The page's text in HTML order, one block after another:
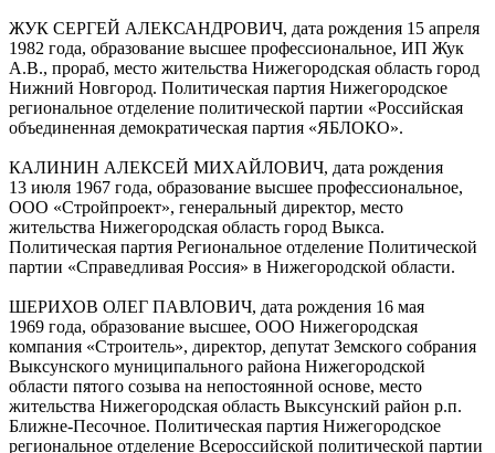
ЖУК СЕРГЕЙ АЛЕКСАНДРОВИЧ, дата рождения 15 апреля
1982 года, образование высшее профессиональное, ИП Жук
А.В., прораб, место жительства Нижегородская область город
Нижний Новгород. Политическая партия Нижегородское
региональное отделение политической партии «Российская
объединенная демократическая партия «ЯБЛОКО».
КАЛИНИН АЛЕКСЕЙ МИХАЙЛОВИЧ, дата рождения
13 июля 1967 года, образование высшее профессиональное,
ООО «Стройпроект», генеральный директор, место
жительства Нижегородская область город Выкса.
Политическая партия Региональное отделение Политической
партии «Справедливая Россия» в Нижегородской области.
ШЕРИХОВ ОЛЕГ ПАВЛОВИЧ, дата рождения 16 мая
1969 года, образование высшее, ООО Нижегородская
компания «Строитель», директор, депутат Земского собрания
Выксунского муниципального района Нижегородской
области пятого созыва на непостоянной основе, место
жительства Нижегородская область Выксунский район р.п.
Ближне-Песочное. Политическая партия Нижегородское
региональное отделение Всероссийской политической партии